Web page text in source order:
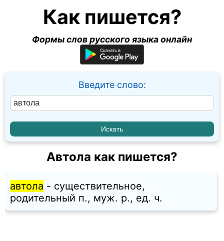
Как пишется?
Формы слов русского языка онлайн
Введите слово:
Автола как пишется?
автола - существительное,
родительный п., муж. p., ед. ч.